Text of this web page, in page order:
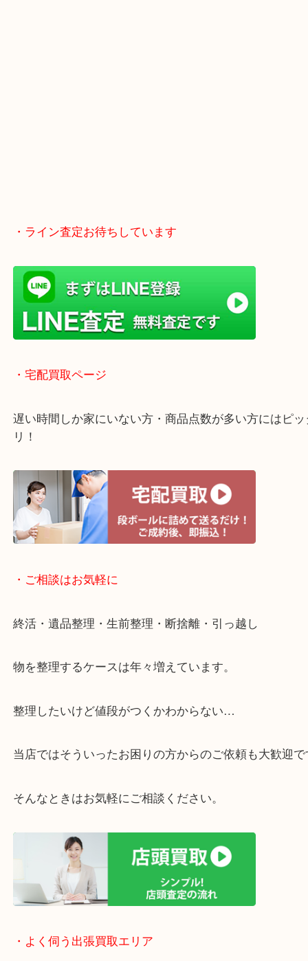
・ライン査定お待ちしています
リ！
終活・遺品整理・生前整理・断捨離・引っ越し
物を整理するケースは年々増えています。